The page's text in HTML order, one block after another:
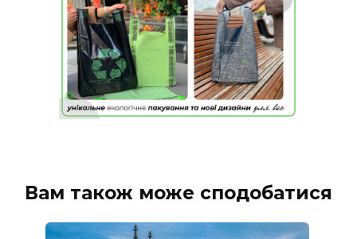
Вам також може сподобатися